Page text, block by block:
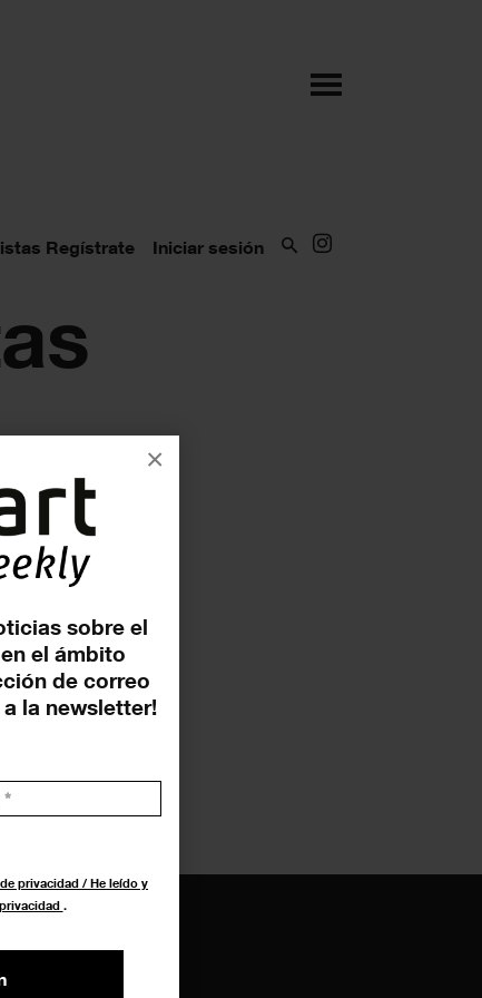
sobre el
el ámbito
de correo
la newsletter!
privacidad / He leído y
.
×
Regístrate Iniciar sesión